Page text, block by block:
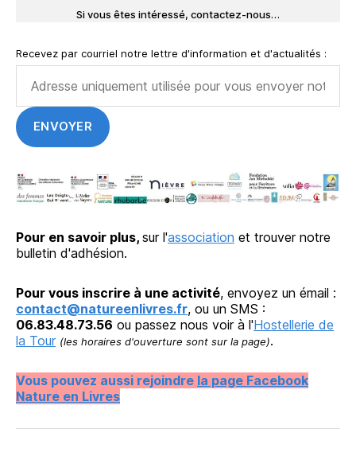
Si vous êtes intéressé, contactez-nous…
Recevez par courriel notre lettre d'information et d'actualités :
Pour en savoir plus, sur l'association et trouver notre
bulletin d'adhésion.
Pour vous inscrire à une activité, envoyez un émail :
contact@natureenlivres.fr, ou un SMS :
06.83.48.73.56 ou passez nous voir à l'Hostellerie de
la Tour (les horaires d'ouverture sont sur la page).
Vous pouvez aussi rejoindre la page Facebook
Nature en Livres